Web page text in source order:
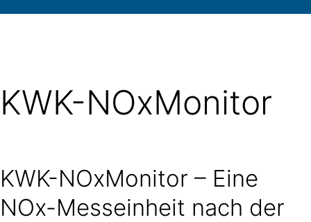
KWK-NOxMonitor
KWK-NOxMonitor – Eine
NOx-Messeinheit nach der